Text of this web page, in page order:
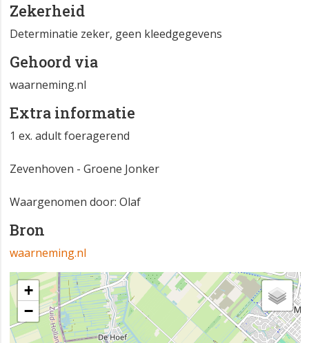
Zekerheid
Determinatie zeker, geen kleedgegevens
Gehoord via
waarneming.nl
Extra informatie
1 ex. adult foeragerend
Zevenhoven - Groene Jonker
Waargenomen door: Olaf
Bron
waarneming.nl
+
−